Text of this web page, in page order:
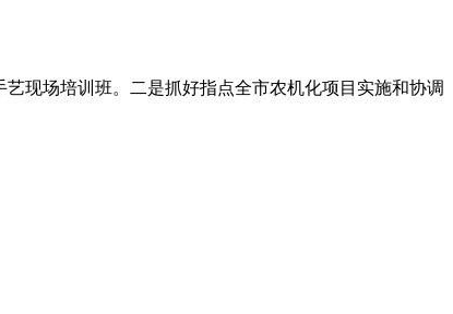
现场培训班。二是抓好指点全市农机化项目实施和协调